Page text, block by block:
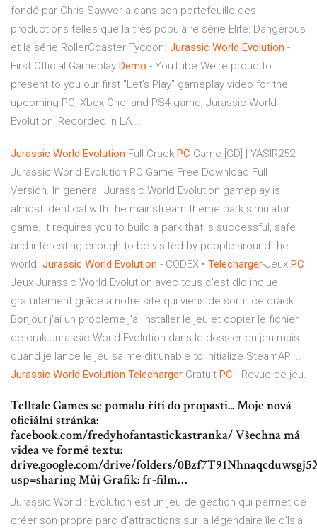
fondé par Chris Sawyer a dans son portefeuille des
productions telles que la très populaire série Elite: Dangerous
et la série RollerCoaster Tycoon. Jurassic World Evolution -
First Official Gameplay Demo - YouTube We're proud to
present to you our first "Let's Play" gameplay video for the
upcoming PC, Xbox One, and PS4 game, Jurassic World
Evolution! Recorded in LA...
Jurassic World Evolution Full Crack PC Game [GD] | YASIR252
Jurassic World Evolution PC Game Free Download Full
Version. In general, Jurassic World Evolution gameplay is
almost identical with the mainstream theme park simulator
game. It requires you to build a park that is successful, safe
and interesting enough to be visited by people around the
world. Jurassic World Evolution - CODEX • Telecharger-Jeux PC
Jeux Jurassic World Evolution avec tous c'est dlc inclue
gratuitement grâce a notre site qui viens de sortir ce crack .
Bonjour j'ai un probleme j'ai installer le jeu et copier le fichier
de crak Jurassic World Evolution dans le dossier du jeu mais
quand je lance le jeu sa me dit:unable to initialize SteamAPI...
Jurassic World Evolution Telecharger Gratuit PC - Revue de jeu.
Telltale Games se pomalu řítí do propasti... Moje nová
oficiální stránka:
facebook.com/fredyhofantastickastranka/ Všechna má
videa ve formě textu:
drive.google.com/drive/folders/
usp=sharing Můj Grafik: fr-film…
Jurassic World : Evolution est un jeu de gestion qui permet de
créer son propre parc d'attractions sur la légendaire île d'Isla